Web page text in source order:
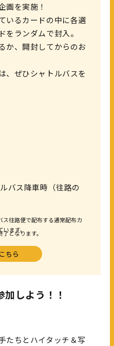
画を実施！
いるカードの中に各選
をランダムで封入。
か、開封してからのお
、ぜひシャトルバスを
バス降車時（往路の
往路便で配布する通常配布カ
います。
となります。
ちら
しよう！！
たちとハイタッチ＆写